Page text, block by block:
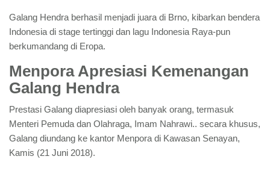
Galang Hendra berhasil menjadi juara di Brno, kibarkan bendera
Indonesia di stage tertinggi dan lagu Indonesia Raya-pun
berkumandang di Eropa.
Menpora Apresiasi Kemenangan
Galang Hendra
Prestasi Galang diapresiasi oleh banyak orang, termasuk
Menteri Pemuda dan Olahraga, Imam Nahrawi.. secara khusus,
Galang diundang ke kantor Menpora di Kawasan Senayan,
Kamis (21 Juni 2018).